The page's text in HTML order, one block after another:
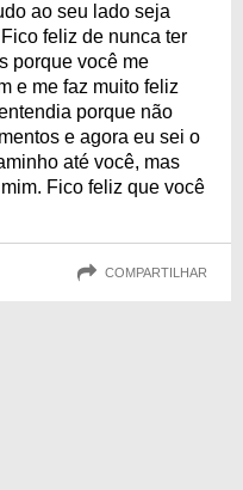
ao seu lado seja
feliz de nunca ter
porque você me
e me faz muito feliz
porque não
e agora eu sei o
até você, mas
Fico feliz que você
COMPARTILHAR